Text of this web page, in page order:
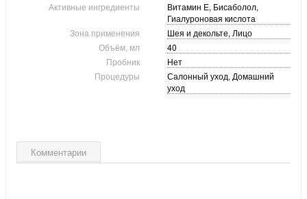
Активные ингредиенты
Витамин Е, Бисаболол,
Гиалуроновая кислота
Зона применения
Шея и декольте, Лицо
Объём, мл
40
Пробник
Нет
Процедуры
Салонный уход, Домашний
уход
Комментарии